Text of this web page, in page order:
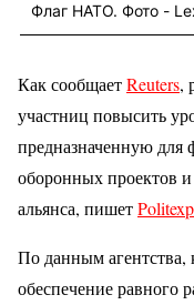
Флаг НАТО. Фото -
Как сообщаетReuters,
участниц повысить
предназначенную для
оборонных проектов
альянса, пишет
По данным
обеспечение равного